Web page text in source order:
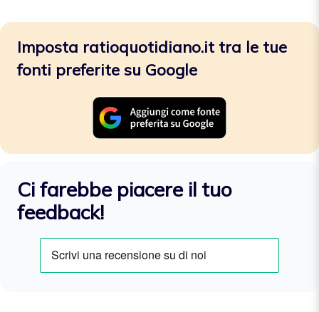
Imposta ratioquotidiano.it tra le tue
fonti preferite su Google
Ci farebbe piacere il tuo
feedback!